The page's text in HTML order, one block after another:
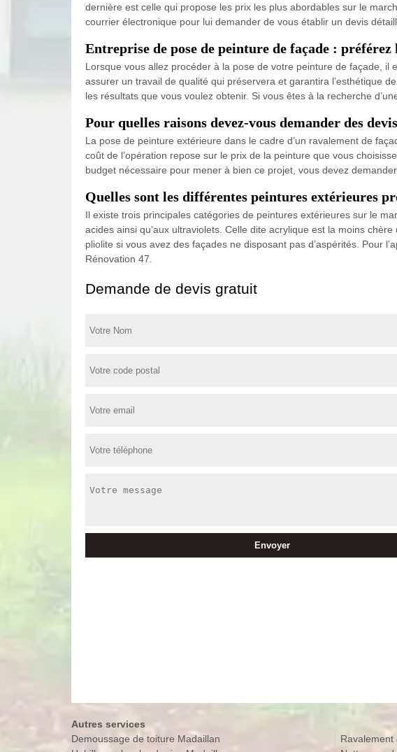
dernière est celle qui propose les prix les plus abordables sur le
courrier électronique pour lui demander de vous établir un devis
Entreprise de pose de peinture de façade :
Lorsque vous allez procéder à la pose de votre peinture de façade,
assurer un travail de qualité qui préservera et garantira l’esthétique
les résultats que vous voulez obtenir. Si vous êtes à la recherche
Pour quelles raisons devez-vous demander des
La pose de peinture extérieure dans le cadre d’un ravalement de
coût de l’opération repose sur le prix de la peinture que vous
budget nécessaire pour mener à bien ce projet, vous devez
Quelles sont les différentes peintures extérieures
Il existe trois principales catégories de peintures extérieures sur le
acides ainsi qu’aux ultraviolets. Celle dite acrylique est la moins
pliolite si vous avez des façades ne disposant pas d’aspérités. Pour
Rénovation 47.
Demande de devis gratuit
Autres services
Demoussage de toiture Madaillan
Ravalement